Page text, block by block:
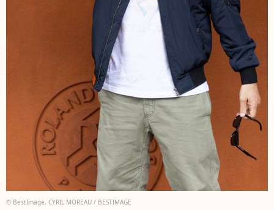
© BestImage, CYRIL MOREAU / BESTIMAGE